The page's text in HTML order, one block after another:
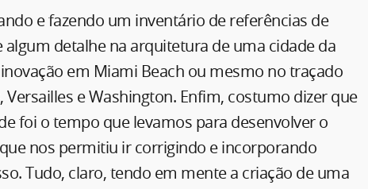
e fazendo um inventário de referências de
algum detalhe na arquitetura de uma cidade da
em Miami Beach ou mesmo no traçado
Versailles e Washington. Enfim, costumo dizer que
foi o tempo que levamos para desenvolver o
nos permitiu ir corrigindo e incorporando
Tudo, claro, tendo em mente a criação de uma